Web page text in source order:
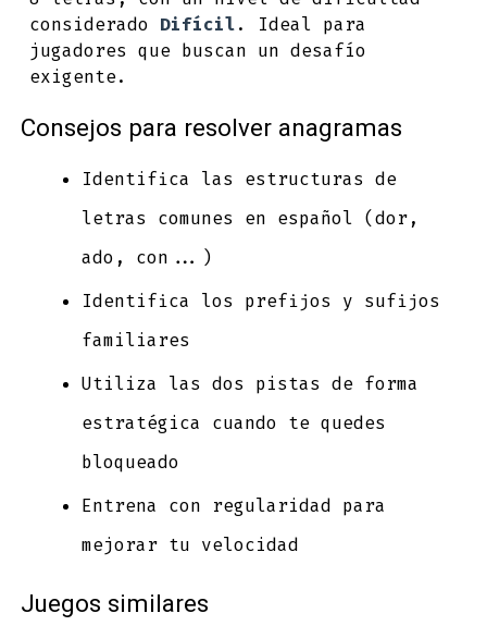
considerado Difícil. Ideal para
jugadores que buscan un desafío
exigente.
Consejos para resolver anagramas
Identifica las estructuras de
letras comunes en español (dor,
ado, con...)
Identifica los prefijos y sufijos
familiares
Utiliza las dos pistas de forma
estratégica cuando te quedes
bloqueado
Entrena con regularidad para
mejorar tu velocidad
Juegos similares